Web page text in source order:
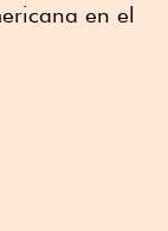
en el